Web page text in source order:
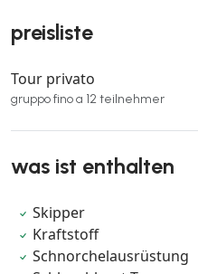
preisliste
Tour privato
gruppo fino a 12 teilnehmer
was ist enthalten
Skipper
Kraftstoff
Schnorchelausrüstung